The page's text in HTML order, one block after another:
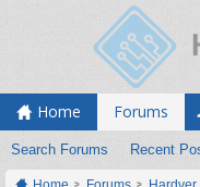
Home Forums
Search Forums Recent